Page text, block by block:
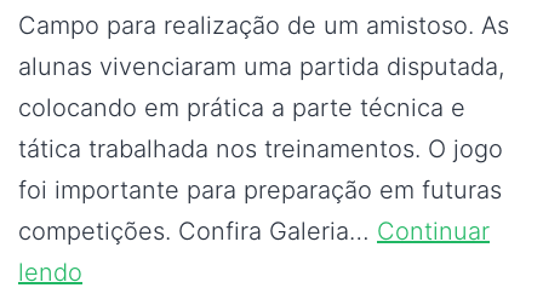
Campo para realização de um amistoso. As
alunas vivenciaram uma partida disputada,
colocando em prática a parte técnica e
tática trabalhada nos treinamentos. O jogo
foi importante para preparação em futuras
competições. Confira Galeria… Continuar
lendo